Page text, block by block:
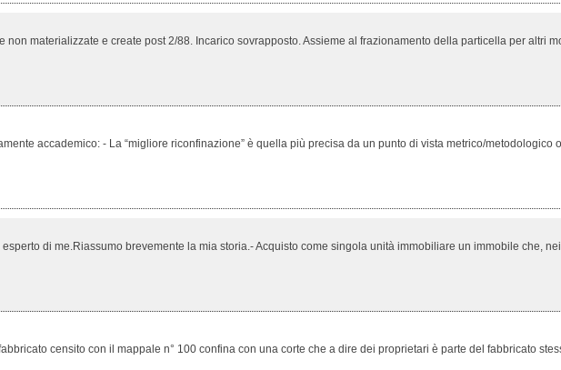
materializzate e create post 2/88. Incarico sovrapposto. Assieme al frazionamento della particella per altri
accademico: - La “migliore riconfinazione” è quella più precisa da un punto di vista metrico/metodologico
di me.Riassumo brevemente la mia storia.- Acquisto come singola unità immobiliare un immobile che,
censito con il mappale n° 100 confina con una corte che a dire dei proprietari è parte del fabbricato